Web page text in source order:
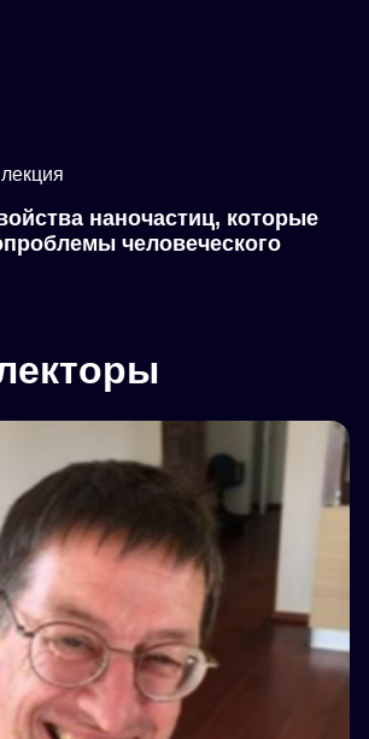
наночастиц, которые
человеческого